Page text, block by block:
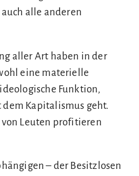
auch alle anderen
aller Art haben in der
eine materielle
Funktion,
Kapitalismus geht.
Leuten profitieren
– der Besitzlosen